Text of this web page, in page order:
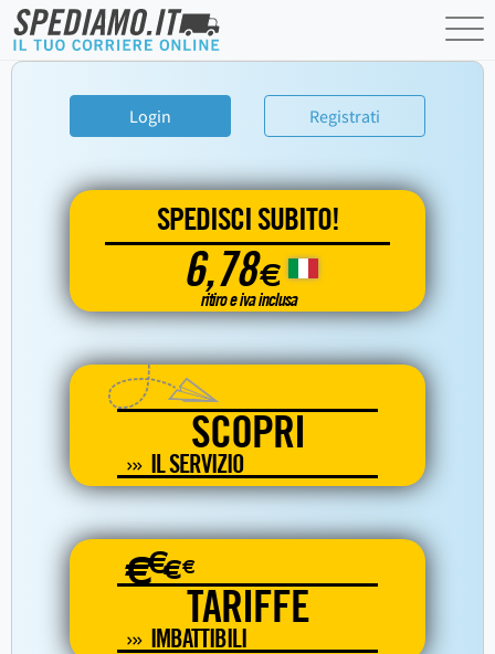
Login Registrati
SPEDISCI SUBITO!
6,78€
ritiro e iva inclusa
SCOPRI
IL SERVIZIO
€€€€
TARIFFE
IMBATTIBILI